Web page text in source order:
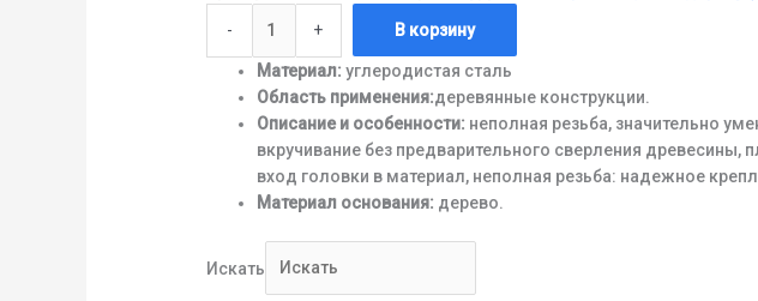
- + В корзину
Материал: углеродистая сталь
Область применения:деревянные конструкции.
Описание и особенности: неполная резьба, значительно
вкручивание без предварительного сверления
вход головки в материал, неполная резьба: надежное
Материал основания: дерево.
Искать